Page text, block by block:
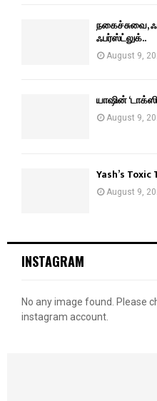
நகைச்சுவை,
ஃபர்ஸ்ட்லுக்..
August 9,
யாஷின்
August 9,
Yash’s
August 9,
INSTAGRAM
No any image found. Please
instagram account.